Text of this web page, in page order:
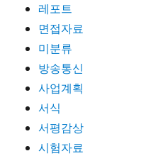
레포트
면접자료
미분류
방송통신
사업계획
서식
서평감상
시험자료